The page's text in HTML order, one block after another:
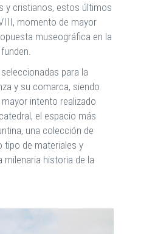
y cristianos, estos últimos
momento de mayor
museográfica en la
para la
y su comarca, siendo
intento realizado
el espacio más
una colección de
tipo de materiales y
historia de la